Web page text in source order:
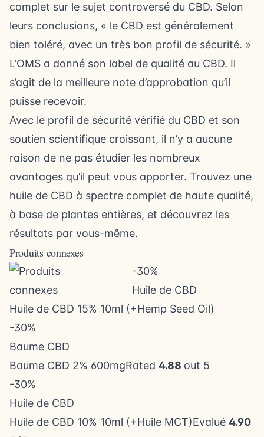
complet sur le sujet controversé du CBD. Selon
leurs conclusions, « le CBD est généralement
bien toléré, avec un très bon profil de sécurité. »
L’OMS a donné son label de qualité au CBD. Il
s’agit de la meilleure note d’approbation qu’il
puisse recevoir.
Avec le profil de sécurité vérifié du CBD et son
soutien scientifique croissant, il n’y a aucune
raison de ne pas étudier les nombreux
avantages qu’il peut vous apporter. Trouvez une
huile de CBD à spectre complet de haute qualité,
à base de plantes entières, et découvrez les
résultats par vous-même.
Produits connexes
-30%
Huile de CBD
Huile de CBD 15% 10ml (+Hemp Seed Oil)
-30%
Baume CBD
Baume CBD 2% 600mgRated 4.88 out 5
-30%
Huile de CBD
Huile de CBD 10% 10ml (+Huile MCT)Evalué 4.90